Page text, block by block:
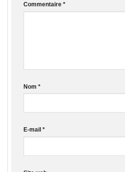
Commentaire *
Nom *
E-mail *